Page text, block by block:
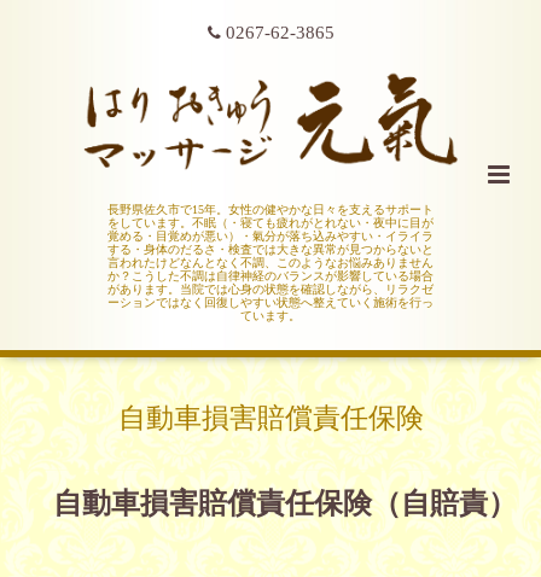
0267-62-3865
長野県佐久市で15年。女性の健やかな日々を支えるサポート
をしています。不眠（・寝ても疲れがとれない・夜中に目が
覚める・目覚めが悪い）・氣分が落ち込みやすい・イライラ
する・身体のだるさ・検査では大きな異常が見つからないと
言われたけどなんとなく不調、このようなお悩みありません
か？こうした不調は自律神経のバランスが影響している場合
があります。当院では心身の状態を確認しながら、リラクゼ
ーションではなく回復しやすい状態へ整えていく施術を行っ
ています。
自動車損害賠償責任保険
自動車損害賠償責任保険（自賠責）